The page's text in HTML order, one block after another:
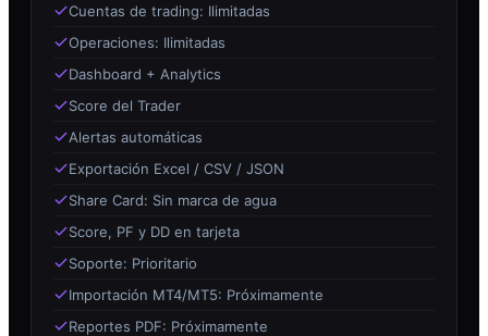
Cuentas de trading: Ilimitadas
Operaciones: Ilimitadas
Dashboard + Analytics
Score del Trader
Alertas automáticas
Exportación Excel / CSV / JSON
Share Card: Sin marca de agua
Score, PF y DD en tarjeta
Soporte: Prioritario
Importación MT4/MT5: Próximamente
Reportes PDF: Próximamente